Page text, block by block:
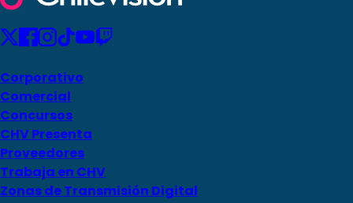
Corporativo
Comercial
Concursos
CHV Presenta
Proveedores
Trabaja en CHV
Zonas de Transmisión Digital